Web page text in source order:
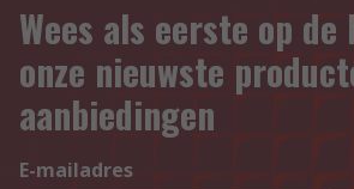
Wees als eerste op de
onze nieuwste
aanbiedingen
E-mailadres